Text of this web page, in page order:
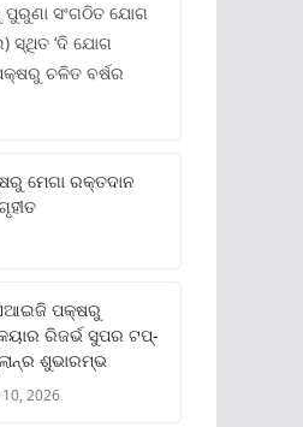
ସଂଗଠିତ ଯୋଗ
ସ୍ଥିତ ‘ଦି ଯୋଗ
ଚଳିତ ବର୍ଷର
ମେଗା ରକ୍ତଦାନ
ଏଆଇଜି ପକ୍ଷରୁ
ରିଜର୍ଭ ସୁପର ଟପ୍‌-
ଶୁଭାରମ୍ଭ
10, 2026